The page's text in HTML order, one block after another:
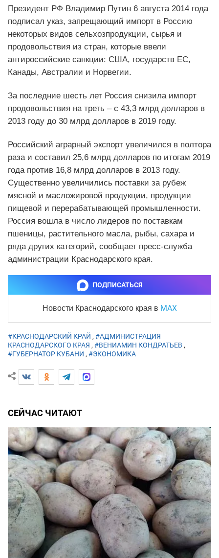
Президент РФ Владимир Путин 6 августа 2014 года
подписал указ, запрещающий импорт в Россию
некоторых видов сельхозпродукции, сырья и
продовольствия из стран, которые ввели
антироссийские санкции: США, государств ЕС,
Канады, Австралии и Норвегии.
За последние шесть лет Россия снизила импорт
продовольствия на треть – с 43,3 млрд долларов в
2013 году до 30 млрд долларов в 2019 году.
Российский аграрный экспорт увеличился в полтора
раза и составил 25,6 млрд долларов по итогам 2019
года против 16,8 млрд долларов в 2013 году.
Существенно увеличились поставки за рубеж
мясной и масложировой продукции, продукции
пищевой и перерабатывающей промышленности.
Россия вошла в число лидеров по поставкам
пшеницы, растительного масла, рыбы, сахара и
ряда других категорий, сообщает пресс-служба
администрации Краснодарского края.
ПОДПИСАТЬСЯ
Новости Краснодарского края в MAX
#КРАСНОДАРСКИЙ КРАЙ , #АДМИНИСТРАЦИЯ
КРАСНОДАРСКОГО КРАЯ , #ВЕНИАМИН КОНДРАТЬЕВ ,
#ГУБЕРНАТОР КУБАНИ , #ЭКОНОМИКА
СЕЙЧАС ЧИТАЮТ